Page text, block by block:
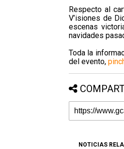
Respecto al
V’isiones de
escenas
navidades
Toda la
del evento,
NOTICIAS